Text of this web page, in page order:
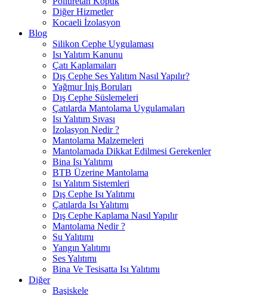
Diğer Hizmetler
Kocaeli İzolasyon
Blog
Silikon Cephe Uygulaması
Isı Yalıtım Kanunu
Çatı Kaplamaları
Dış Cephe Ses Yalıtım Nasıl Yapılır?
Yağmur İniş Boruları
Dış Cephe Süslemeleri
Çatılarda Mantolama Uygulamaları
Isı Yalıtım Sıvası
İzolasyon Nedir ?
Mantolama Malzemeleri
Mantolamada Dikkat Edilmesi Gerekenler
Bina Isı Yalıtımı
BTB Üzerine Mantolama
Isı Yalıtım Sistemleri
Dış Cephe Isı Yalıtımı
Çatılarda Isı Yalıtımı
Dış Cephe Kaplama Nasıl Yapılır
Mantolama Nedir ?
Su Yalıtımı
Yangın Yalıtımı
Ses Yalıtımı
Bina Ve Tesisatta Isı Yalıtımı
Diğer
Başiskele